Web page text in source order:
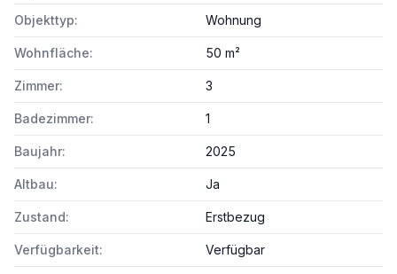
Objekttyp: Wohnung
Wohnfläche: 50 m²
Zimmer: 3
Badezimmer: 1
Baujahr: 2025
Altbau: Ja
Zustand: Erstbezug
Verfügbarkeit: Verfügbar